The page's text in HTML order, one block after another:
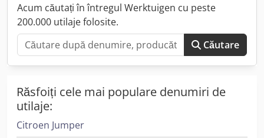
Acum căutați în întregul Werktuigen cu peste
200.000 utilaje folosite.
Căutare
Răsfoiți cele mai populare denumiri de
utilaje:
Citroen Jumper